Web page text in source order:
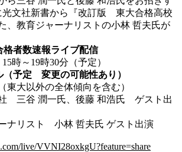
光文社新書から『改訂版 東大合格高校
、教育ジャーナリストの小林 哲夫氏が
格者数速報ライブ配信
時～19時30分（予定）
（予定 変更の可能性あり）
大以外の全体傾向を含む）
三谷 潤一氏、後藤 和浩氏 ゲスト出
ナリスト 小林 哲夫氏 ゲスト出演
live/VVNI28oxkgU?feature=share